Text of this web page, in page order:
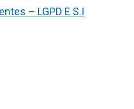
– LGPD E S.I